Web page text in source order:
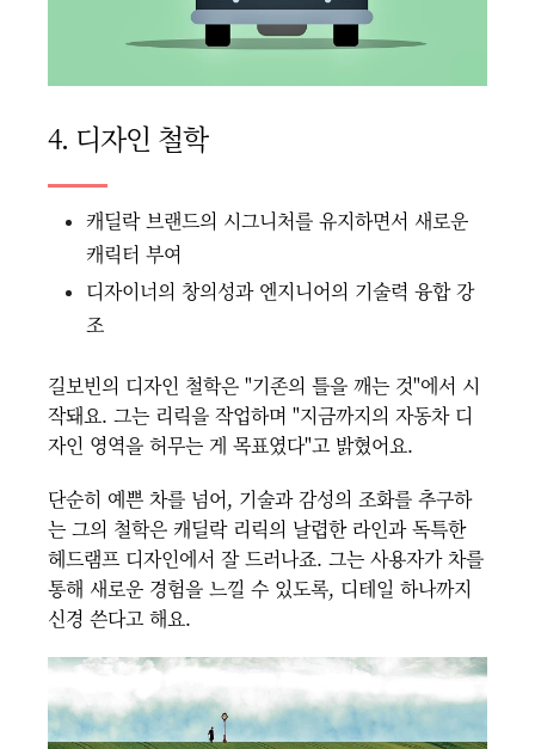
4. 디자인 철학
캐딜락 브랜드의 시그니처를 유지하면서 새로운
캐릭터 부여
디자이너의 창의성과 엔지니어의 기술력 융합 강
조
길보빈의 디자인 철학은 "기존의 틀을 깨는 것"에서 시
작돼요. 그는 리릭을 작업하며 "지금까지의 자동차 디
자인 영역을 허무는 게 목표였다"고 밝혔어요.
단순히 예쁜 차를 넘어, 기술과 감성의 조화를 추구하
는 그의 철학은 캐딜락 리릭의 날렵한 라인과 독특한
헤드램프 디자인에서 잘 드러나죠. 그는 사용자가 차를
통해 새로운 경험을 느낄 수 있도록, 디테일 하나까지
신경 쓴다고 해요.